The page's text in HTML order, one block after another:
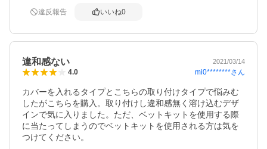
違反報告 いいね0
違和感ない 2021/03/14
4.0 mi0********さん
カバーを入れるタイプとこちらの取り付けタイプで悩みむ
したがこちらを購入。取り付けし違和感無く溶け込むデザ
インで気に入りました。ただ、ベットキットを使用する際
に当たってしまうのでベットキットを使用される方は気を
つけてください。